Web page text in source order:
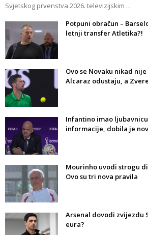
Svjetskog prvenstva 2026. televizijskim …
Potpuni obračun –
letnji transfer Atletika?!
Ovo se Novaku nikad
Alcaraz odustaju, a
Infantino imao
informacije, dobila je
Mourinho uvodi strogu
Ovo su tri nova pravila
Arsenal dovodi zvijezdu
eura?